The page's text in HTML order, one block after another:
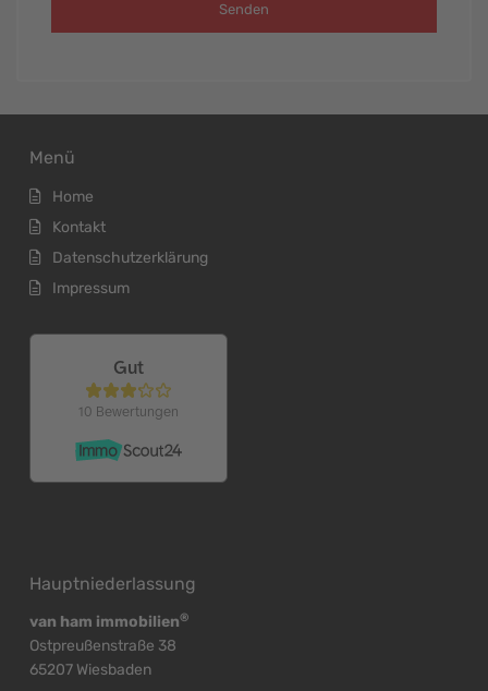
Senden
Menü
Home
Kontakt
Datenschutzerklärung
Impressum
Hauptniederlassung
van ham immobilien®
Ostpreußenstraße 38
65207 Wiesbaden